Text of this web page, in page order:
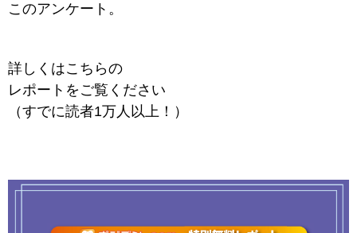
このアンケート。
詳しくはこちらの
レポートをご覧ください
（すでに読者1万人以上！）